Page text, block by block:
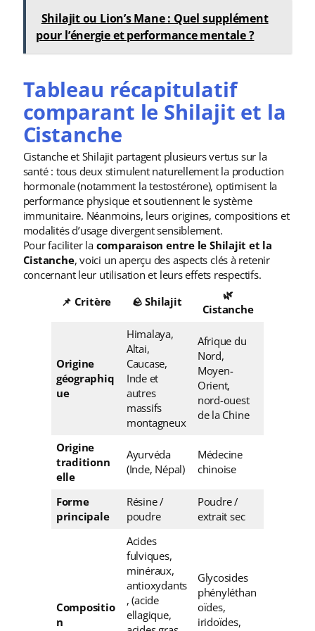
Shilajit ou Lion’s Mane : Quel supplément
pour l’énergie et performance mentale ?
Tableau récapitulatif
comparant le Shilajit et la
Cistanche
Cistanche et Shilajit partagent plusieurs vertus sur la
santé : tous deux stimulent naturellement la production
hormonale (notamment la testostérone), optimisent la
performance physique et soutiennent le système
immunitaire. Néanmoins, leurs origines, compositions et
modalités d’usage divergent sensiblement.
Pour faciliter la comparaison entre le Shilajit et la
Cistanche, voici un aperçu des aspects clés à retenir
concernant leur utilisation et leurs effets respectifs.
📌 Critère
🪨 Shilajit
🌿
Cistanche
Origine
géographiq
ue
Himalaya,
Altai,
Caucase,
Inde et
autres
massifs
montagneux
Afrique du
Nord,
Moyen-
Orient,
nord-ouest
de la Chine
Origine
traditionn
elle
Ayurvéda
(Inde, Népal)
Médecine
chinoise
Forme
principale
Résine /
poudre
Poudre /
extrait sec
Compositio
n
Acides
fulviques,
minéraux,
antioxydants
, (acide
ellagique,
Glycosides
phényléthan
oïdes,
iridoïdes,